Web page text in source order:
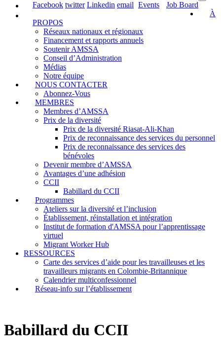
Facebook twitter Linkedin email Events
Job Board
À
PROPOS
Réseaux nationaux et régionaux
Financement et rapports annuels
Soutenir AMSSA
Conseil d’Administration
Médias
Notre équipe
NOUS CONTACTER
Abonnez-Vous
MEMBRES
Membres d’AMSSA
Prix de la diversité
Prix de la diversité Riasat-Ali-Khan
Prix de reconnaissance des services du personnel
Prix de reconnaissance des services des
bénévoles
Devenir membre d’AMSSA
Avantages d’une adhésion
CCII
Babillard du CCII
Programmes
Ateliers sur la diversité et l’inclusion
Établissement, réinstallation et intégration
Institut de formation d'AMSSA pour l’apprentissage
virtuel
Migrant Worker Hub
RESSOURCES
Carte des services d’aide pour les travailleuses et les
travailleurs migrants en Colombie-Britannique
Calendrier multiconfessionnel
Réseau-info sur l’établissement
Babillard du CCII